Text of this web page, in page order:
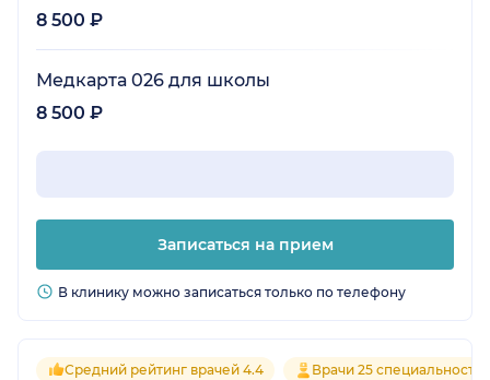
8 500 ₽
Медкарта 026 для школы
8 500 ₽
Записаться на прием
В клинику можно записаться только по телефону
Средний рейтинг врачей 4.4 Врачи 25